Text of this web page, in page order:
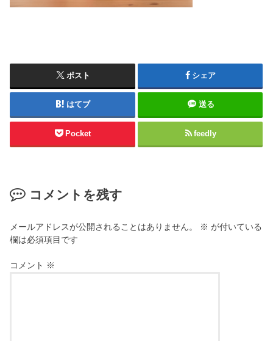
ポスト シェア
はてブ 送る
Pocket feedly
コメントを残す
メールアドレスが公開されることはありません。 ※ が付いている
欄は必須項目です
コメント ※